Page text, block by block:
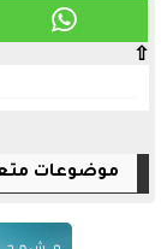
⇧
موضوعات